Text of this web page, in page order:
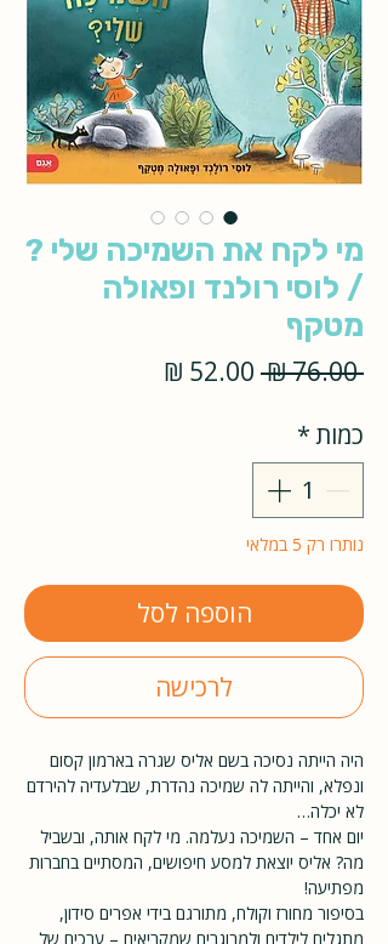
מי לקח את השמיכה שלי ?
/ לוסי רולנד ופאולה
מטקף
‏76.00 ‏₪
מחיר
כמות*
נותרו רק 5 במלאי
הוספה לסל
לרכישה
היה הייתה נסיכה בשם אליס שגרה בארמון קסום
ונפלא, והייתה לה שמיכה נהדרת, שבלעדיה להירדם
לא יכלה…
יום אחד – השמיכה נעלמה. מי לקח אותה, ובשביל
מה? אליס יוצאת למסע חיפושים, המסתיים בחברות
מפתיעה!
בסיפור מחורז וקולח, מתורגם בידי אפרים סידון,
מתגלים לילדים ולמבוגרים שמקריאים – ערכים של